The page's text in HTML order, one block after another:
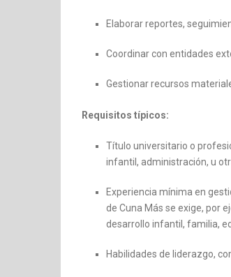
Elaborar reportes,
Coordinar con entidades
Gestionar recursos
Requisitos típicos:
Título universitario o
infantil, administración, u
Experiencia mínima en
de Cuna Más se exige, por
desarrollo infantil, familia,
Habilidades de liderazgo,